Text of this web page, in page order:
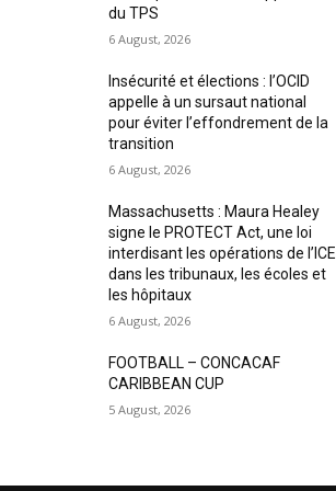
du TPS
6 August, 2026
Insécurité et élections : l’OCID
appelle à un sursaut national
pour éviter l’effondrement de la
transition
6 August, 2026
Massachusetts : Maura Healey
signe le PROTECT Act, une loi
interdisant les opérations de l’ICE
dans les tribunaux, les écoles et
les hôpitaux
6 August, 2026
FOOTBALL – CONCACAF
CARIBBEAN CUP
5 August, 2026